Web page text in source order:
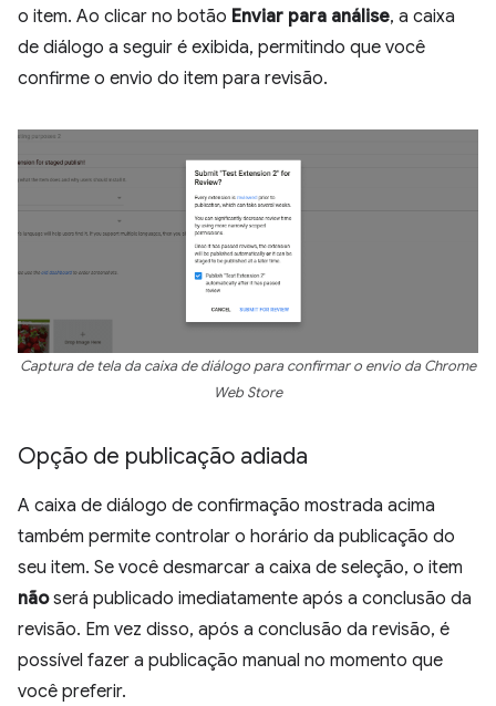
o item. Ao clicar no botão Enviar para análise, a caixa
de diálogo a seguir é exibida, permitindo que você
confirme o envio do item para revisão.
Captura de tela da caixa de diálogo para confirmar o envio da Chrome
Web Store
Opção de publicação adiada
A caixa de diálogo de confirmação mostrada acima
também permite controlar o horário da publicação do
seu item. Se você desmarcar a caixa de seleção, o item
nãoserá publicado imediatamente após a conclusão da
revisão. Em vez disso, após a conclusão da revisão, é
possível fazer a publicação manual no momento que
você preferir.